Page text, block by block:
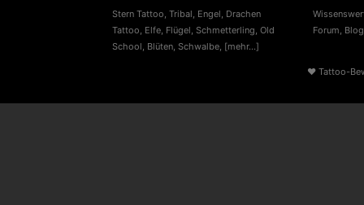
Stern Tattoo, Tribal, Engel, Drachen
Tattoo, Elfe, Flügel, Schmetterling, Old
School, Blüten, Schwalbe, [mehr...]
Forum, Blog
♥ Tattoo-